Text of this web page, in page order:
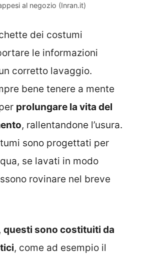
al negozio (Inran.it)
dei costumi
le informazioni
corretto lavaggio.
bene tenere a mente
prolungare la vita del
, rallentandone l’usura.
sono progettati per
se lavati in modo
rovinare nel breve
questi sono costituiti da
, come ad esempio il